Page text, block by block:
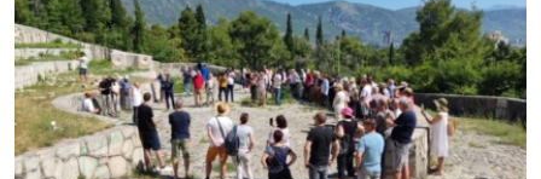
INFOGRAFIKE
KINA NA BALKANU
RSE PRIČE IZ SVIJETA
ISPRIČAJ MI
DNEVNO@RSE